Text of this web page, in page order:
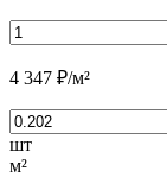
4 347 ₽/м²
шт
м²